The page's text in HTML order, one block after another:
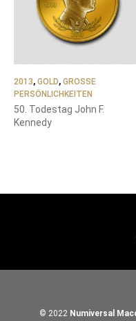
2013, GOLD, GROSSE P
ERSÖNLICHKEITEN
50. Todestag John F.
Kennedy
© 2022 Numiversal